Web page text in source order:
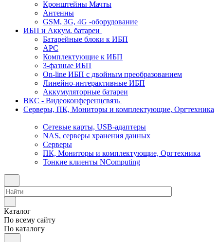
Кронштейны Мачты
Антенны
GSM, 3G, 4G -оборудование
ИБП и Аккум. батареи
Батарейные блоки к ИБП
APC
Комплектующие к ИБП
3-фазные ИБП
On-line ИБП с двойным преобразованием
Линейно-интерактивные ИБП
Аккумуляторные батареи
ВКС - Видеоконференцсвязь
Серверы, ПК, Мониторы и комплектующие, Оргтехника
Сетевые карты, USB-адаптеры
NAS, серверы хранения данных
Серверы
ПК, Мониторы и комплектующие, Оргтехника
Тонкие клиенты NComputing
Каталог
По всему сайту
По каталогу